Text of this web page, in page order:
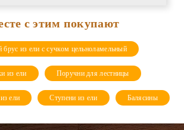
с этим покупают
брус из ели с сучком цельноламельный
из ели Поручни для лестницы
ели Ступени из ели Балясины